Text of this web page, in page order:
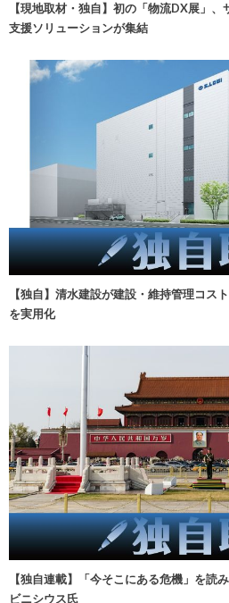
【現地取材・独自】初の「物流DX展」
支援ソリューションが集結
【独自】清水建設が建設・維持管理コス
を実用化
【独自連載】「今そこにある危機」を読
ビニシウス氏